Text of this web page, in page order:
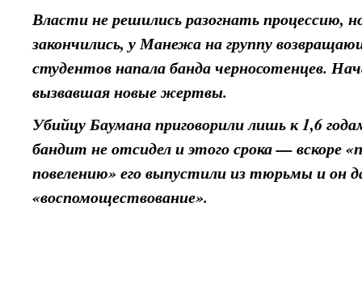
Власти не решились разогнать процессию,
закончились, у Манежа на группу
студентов напала банда черносотенцев.
вызвавшая новые жертвы.
Убийцу Баумана приговорили лишь к 1,6
бандит не отсидел и этого срока — вскоре
повелению» его выпустили из тюрьмы и он
«воспомоществование».